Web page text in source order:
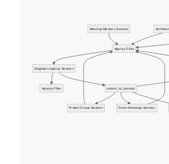
Agency Fires
Project Group Session Direct Message Session
Meeting Memory Session
Singleton Agency Session
Agency Files submit_to_session